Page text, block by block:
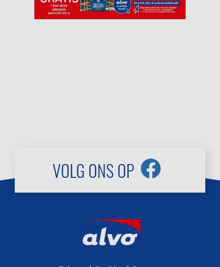
VOLG ONS OP